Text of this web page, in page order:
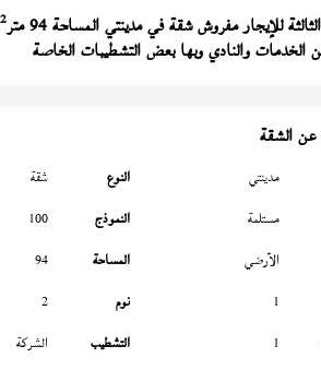
للإيجار مفروش شقة في مدينتي المساحة 94 متر 2
الخدمات والنادي وبها بعض التشطيبات الخاصة
الشقة
مدينتي النوع
شقة
مستلمة النموذج
100
الأرضي المساحة
94
1 نوم
2
1 التشطيب
الشركة